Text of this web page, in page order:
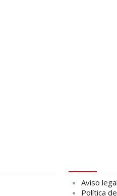
Aviso legal
Política